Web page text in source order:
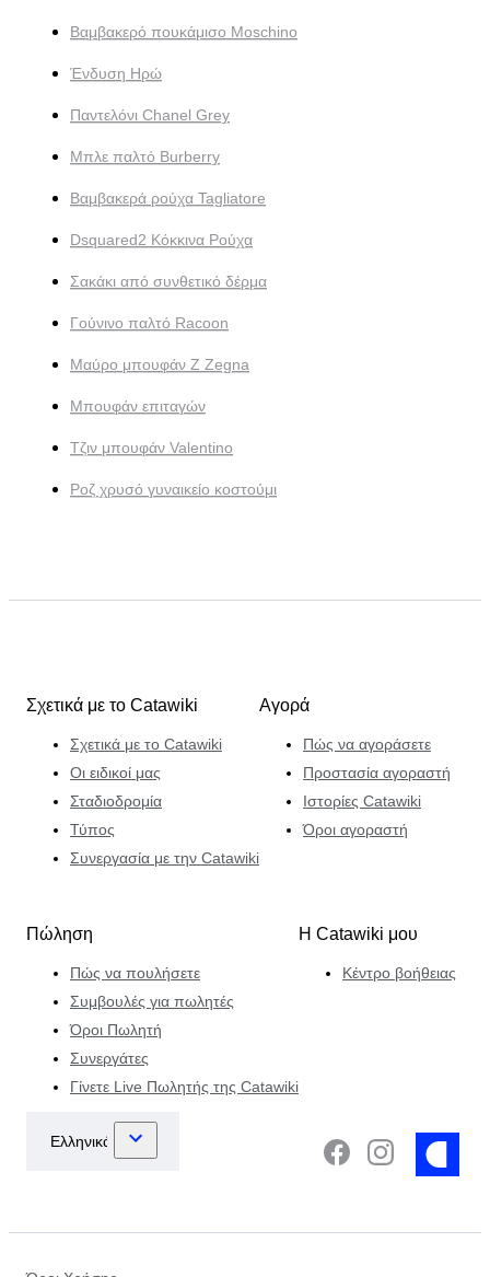
Βαμβακερό πουκάμισο Moschino
Ένδυση Ηρώ
Παντελόνι Chanel Grey
Μπλε παλτό Burberry
Βαμβακερά ρούχα Tagliatore
Dsquared2 Κόκκινα Ρούχα
Σακάκι από συνθετικό δέρμα
Γούνινο παλτό Racoon
Μαύρο μπουφάν Z Zegna
Μπουφάν επιταγών
Τζιν μπουφάν Valentino
Ροζ χρυσό γυναικείο κοστούμι
Σχετικά με το Catawiki
Σχετικά με το Catawiki
Οι ειδικοί μας
Σταδιοδρομία
Τύπος
Συνεργασία με την Catawiki
Αγορά
Πώς να αγοράσετε
Προστασία αγοραστή
Ιστορίες Catawiki
Όροι αγοραστή
Πώληση
Πώς να πουλήσετε
Συμβουλές για πωλητές
Όροι Πωλητή
Συνεργάτες
Γίνετε Live Πωλητής της Catawiki
Η Catawiki μου
Κέντρο βοήθειας